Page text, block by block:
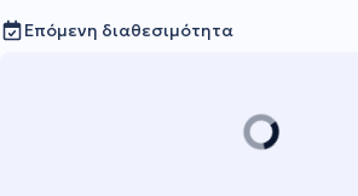
Επόμενη διαθεσιμότητα